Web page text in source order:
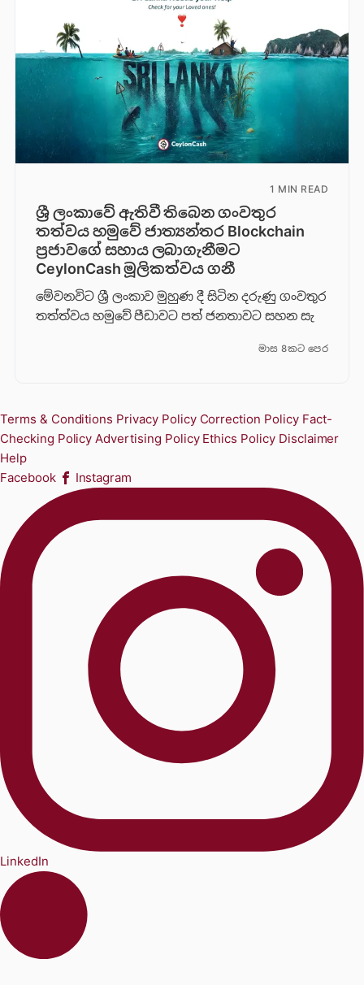
1 MIN READ
ශ්‍රී ලංකාවේ ඇතිවී තිබෙන ගංවතුර
තත්වය හමුවේ ජාත්‍යන්තර Blockchain
ප්‍රජාවගේ සහාය ලබාගැනීමට
CeylonCash මූලිකත්වය ග​නී
මේවනවිට ශ්‍රී ලංකාව මුහුණ දී සිටින දරුණු ගංවතුර
තත්ත්වය හමුවේ පීඩාවට පත් ජනතාවට සහන සැ
මාස 8කට පෙර
Terms & Conditions Privacy Policy Correction Policy Fact-
Checking Policy Advertising Policy Ethics Policy Disclaimer
Help
Facebook
Instagram
LinkedIn